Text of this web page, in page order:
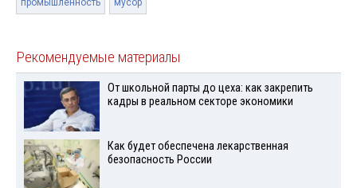
промышленность мусор
Рекомендуемые материалы
От школьной парты до цеха: как закрепить
кадры в реальном секторе экономики
Как будет обеспечена лекарственная
безопасность России